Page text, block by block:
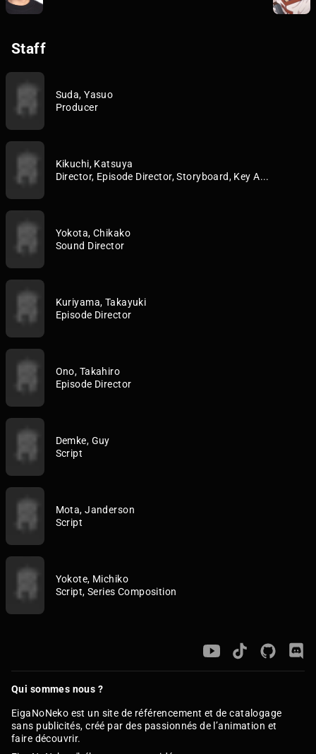
Staff
Suda, Yasuo
Producer
Kikuchi, Katsuya
Director, Episode Director, Storyboard, Key A...
Yokota, Chikako
Sound Director
Kuriyama, Takayuki
Episode Director
Ono, Takahiro
Episode Director
Demke, Guy
Script
Mota, Janderson
Script
Yokote, Michiko
Script, Series Composition
Qui sommes nous ?
EigaNoNeko est un site de référencement et de catalogage
sans publicités, créé par des passionnés de l’animation et
faire découvrir.